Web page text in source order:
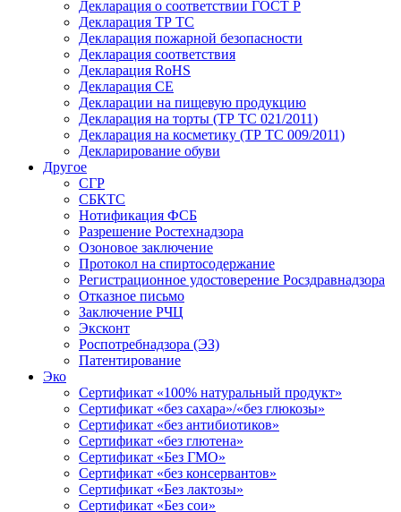
Декларация о соответствии ГОСТ Р
Декларация ТР ТС
Декларация пожарной безопасности
Декларация соответствия
Декларация RoHS
Декларация СЕ
Декларации на пищевую продукцию
Декларация на торты (ТР ТС 021/2011)
Декларация на косметику (ТР ТС 009/2011)
Декларирование обуви
Другое
СГР
СБКТС
Нотификация ФСБ
Разрешение Ростехнадзора
Озоновое заключение
Протокол на спиртосодержание
Регистрационное удостоверение Росздравнадзора
Отказное письмо
Заключение РЧЦ
Эксконт
Роспотребнадзора (ЭЗ)
Патентирование
Эко
Сертификат «100% натуральный продукт»
Сертификат «без сахара»/«без глюкозы»
Сертификат «без антибиотиков»
Сертификат «без глютена»
Сертификат «Без ГМО»
Сертификат «без консервантов»
Сертификат «Без лактозы»
Сертификат «Без сои»